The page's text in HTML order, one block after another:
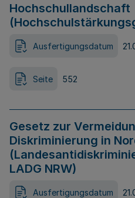
Hochschullandschaft
Ausfertigungsdatum
Seite 552
Gesetz zur
Diskriminierung in
LADG NRW)
Ausfertigungsdatum